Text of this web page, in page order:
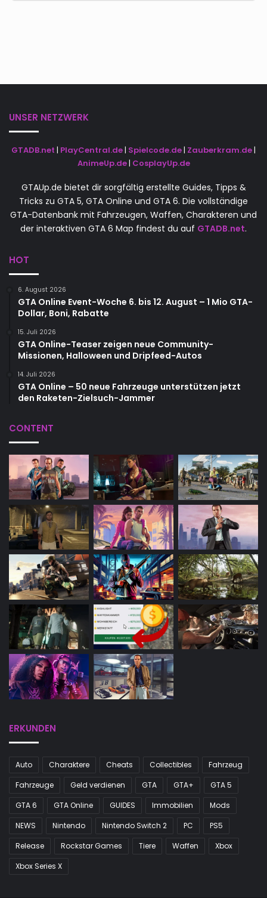
UNSER NETZWERK
GTADB.net | PlayCentral.de| Spielcode.de| Zauberkram.de|
AnimeUp.de| CosplayUp.de
GTAUp.de bietet dir sorgfältig erstellte Guides, Tipps &
Tricks zu GTA 5, GTA Online und GTA 6. Die vollständige
GTA-Datenbank mit Fahrzeugen, Waffen, Charakteren und
der interaktiven GTA 6 Map findest du auf GTADB.net.
HOT
6. August 2026
GTA Online Event-Woche 6. bis 12. August – 1 Mio GTA-
Dollar, Boni, Rabatte
15. Juli 2026
GTA Online-Teaser zeigen neue Community-
Missionen, Halloween und Dripfeed-Autos
14. Juli 2026
GTA Online – 50 neue Fahrzeuge unterstützen jetzt
den Raketen-Zielsuch-Jammer
CONTENT
ERKUNDEN
Auto Charaktere Cheats Collectibles
Fahrzeug
Fahrzeuge
Geld verdienen GTA GTA+
GTA 5
GTA 6
GTA Online GUIDES Immobilien
Mods
NEWS
Nintendo Nintendo Switch 2 PC
PS5
Release
Rockstar Games Tiere Waffen
Xbox
Xbox Series X